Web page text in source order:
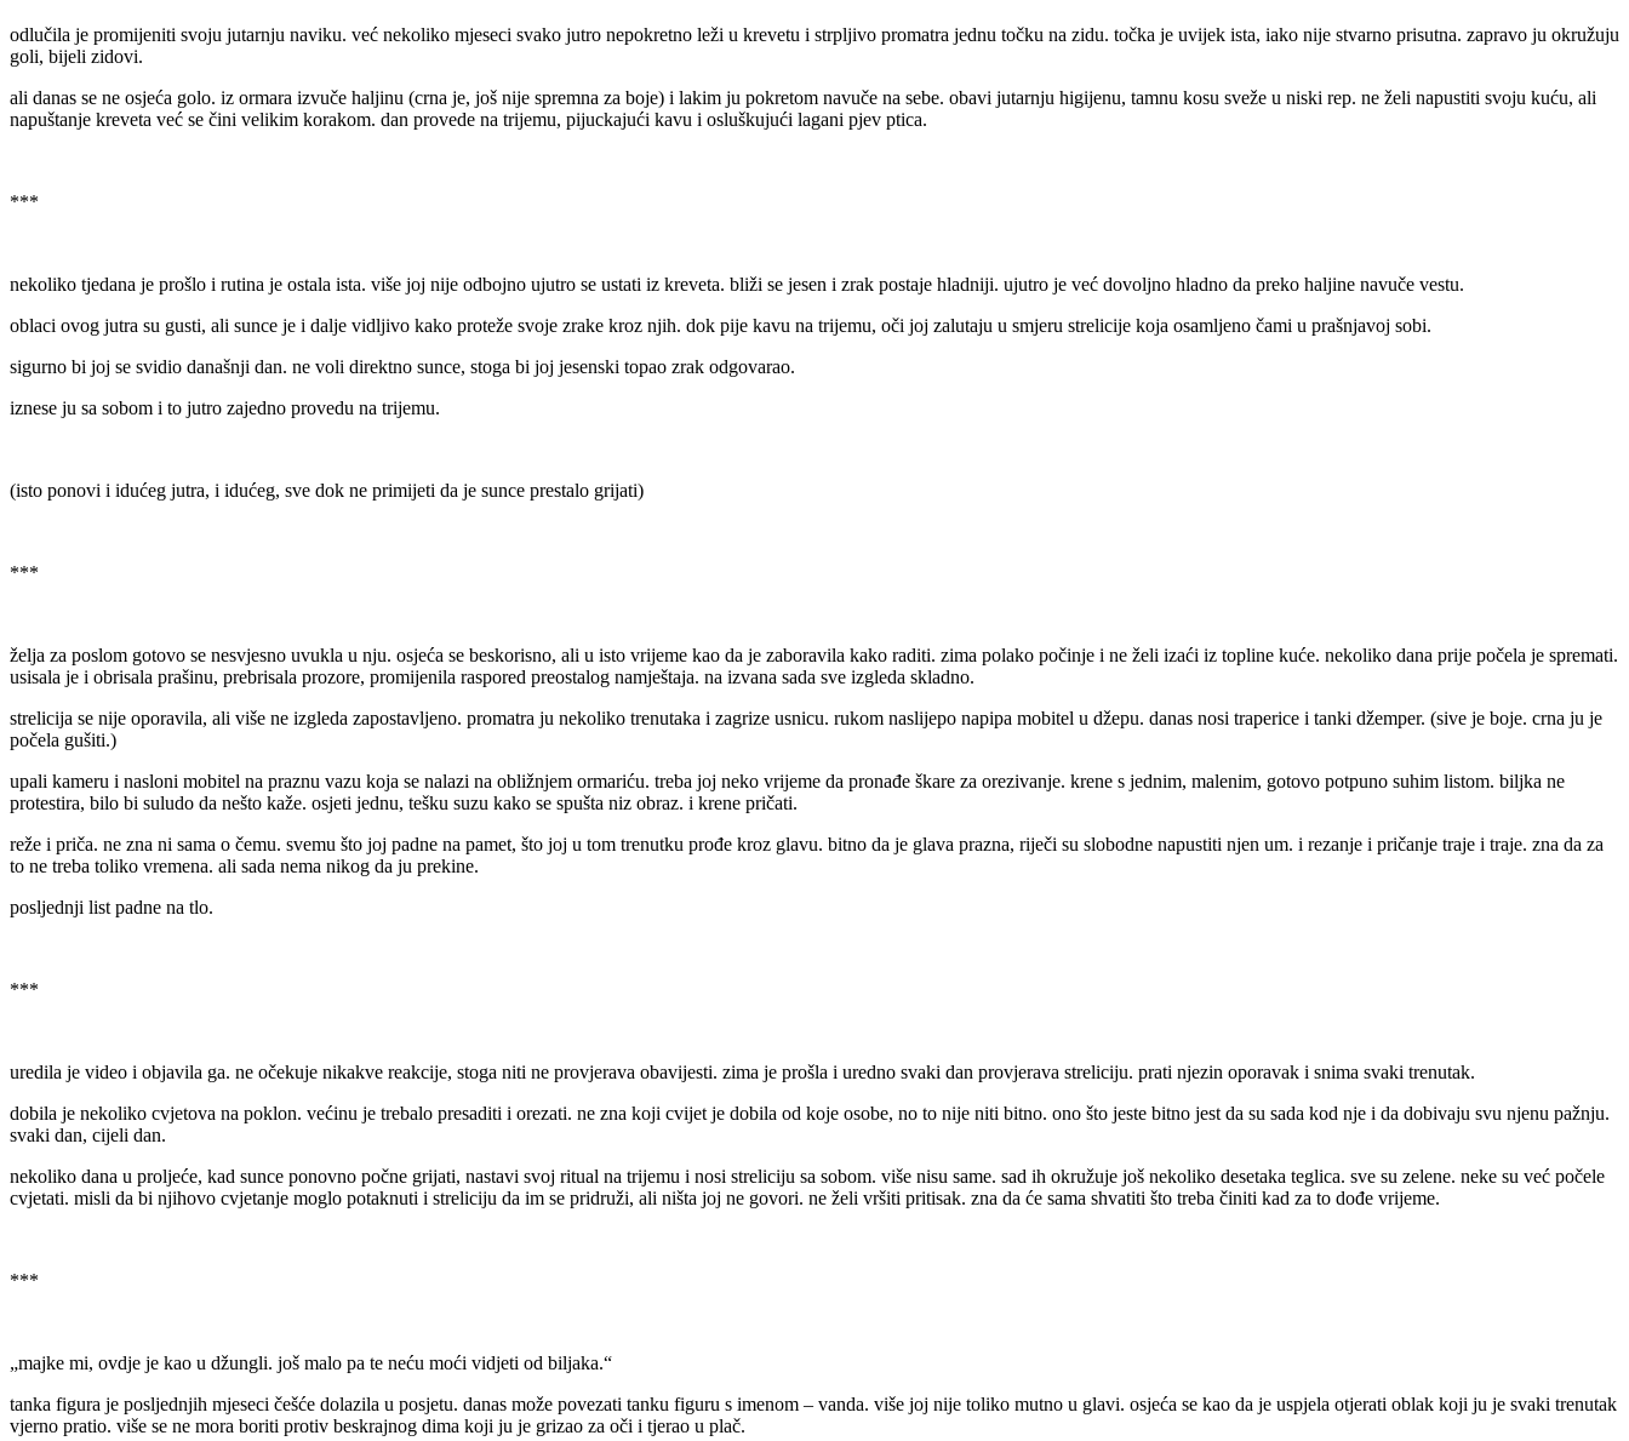
odlučila je promijeniti svoju jutarnju naviku. već nekoliko mjeseci svako jutro nepokretno leži u krevetu i strpljivo promatra jednu točku na zidu. točka je uvijek ista, iako nije stvarno prisutna. zapravo ju okružuju
goli, bijeli zidovi.
ali danas se ne osjeća golo. iz ormara izvuče haljinu (crna je, još nije spremna za boje) i lakim ju pokretom navuče na sebe. obavi jutarnju higijenu, tamnu kosu sveže u niski rep. ne želi napustiti svoju kuću, ali
napuštanje kreveta već se čini velikim korakom. dan provede na trijemu, pijuckajući kavu i osluškujući lagani pjev ptica.
***
nekoliko tjedana je prošlo i rutina je ostala ista. više joj nije odbojno ujutro se ustati iz kreveta. bliži se jesen i zrak postaje hladniji. ujutro je već dovoljno hladno da preko haljine navuče vestu.
oblaci ovog jutra su gusti, ali sunce je i dalje vidljivo kako proteže svoje zrake kroz njih. dok pije kavu na trijemu, oči joj zalutaju u smjeru strelicije koja osamljeno čami u prašnjavoj sobi.
sigurno bi joj se svidio današnji dan. ne voli direktno sunce, stoga bi joj jesenski topao zrak odgovarao.
iznese ju sa sobom i to jutro zajedno provedu na trijemu.
(isto ponovi i idućeg jutra, i idućeg, sve dok ne primijeti da je sunce prestalo grijati)
***
želja za poslom gotovo se nesvjesno uvukla u nju. osjeća se beskorisno, ali u isto vrijeme kao da je zaboravila kako raditi. zima polako počinje i ne želi izaći iz topline kuće. nekoliko dana prije počela je spremati.
usisala je i obrisala prašinu, prebrisala prozore, promijenila raspored preostalog namještaja. na izvana sada sve izgleda skladno.
strelicija se nije oporavila, ali više ne izgleda zapostavljeno. promatra ju nekoliko trenutaka i zagrize usnicu. rukom naslijepo napipa mobitel u džepu. danas nosi traperice i tanki džemper. (sive je boje. crna ju je
počela gušiti.)
upali kameru i nasloni mobitel na praznu vazu koja se nalazi na obližnjem ormariću. treba joj neko vrijeme da pronađe škare za orezivanje. krene s jednim, malenim, gotovo potpuno suhim listom. biljka ne
protestira, bilo bi suludo da nešto kaže. osjeti jednu, tešku suzu kako se spušta niz obraz. i krene pričati.
reže i priča. ne zna ni sama o čemu. svemu što joj padne na pamet, što joj u tom trenutku prođe kroz glavu. bitno da je glava prazna, riječi su slobodne napustiti njen um. i rezanje i pričanje traje i traje. zna da za
to ne treba toliko vremena. ali sada nema nikog da ju prekine.
posljednji list padne na tlo.
***
uredila je video i objavila ga. ne očekuje nikakve reakcije, stoga niti ne provjerava obavijesti. zima je prošla i uredno svaki dan provjerava streliciju. prati njezin oporavak i snima svaki trenutak.
dobila je nekoliko cvjetova na poklon. većinu je trebalo presaditi i orezati. ne zna koji cvijet je dobila od koje osobe, no to nije niti bitno. ono što jeste bitno jest da su sada kod nje i da dobivaju svu njenu pažnju.
svaki dan, cijeli dan.
nekoliko dana u proljeće, kad sunce ponovno počne grijati, nastavi svoj ritual na trijemu i nosi streliciju sa sobom. više nisu same. sad ih okružuje još nekoliko desetaka teglica. sve su zelene. neke su već počele
cvjetati. misli da bi njihovo cvjetanje moglo potaknuti i streliciju da im se pridruži, ali ništa joj ne govori. ne želi vršiti pritisak. zna da će sama shvatiti što treba činiti kad za to dođe vrijeme.
***
„majke mi, ovdje je kao u džungli. još malo pa te neću moći vidjeti od biljaka.“
tanka figura je posljednjih mjeseci češće dolazila u posjetu. danas može povezati tanku figuru s imenom – vanda. više joj nije toliko mutno u glavi. osjeća se kao da je uspjela otjerati oblak koji ju je svaki trenutak
vjerno pratio. više se ne mora boriti protiv beskrajnog dima koji ju je grizao za oči i tjerao u plač.